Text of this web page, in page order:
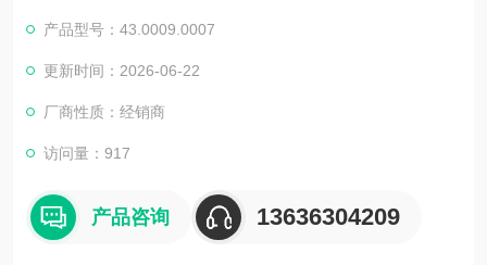
速的送达.
产品型号：43.0009.0007
更新时间：2026-06-22
厂商性质：经销商
访问量：917
产品咨询 13636304209